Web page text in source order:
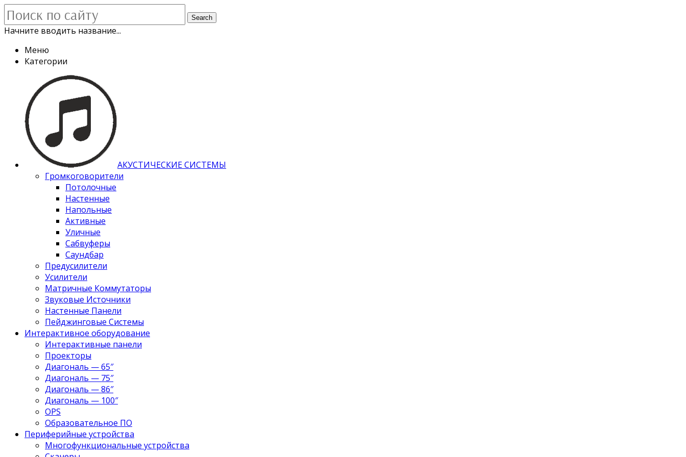
Search
Начните вводить название...
Меню
Категории
АКУСТИЧЕСКИЕ СИСТЕМЫ
Громкоговорители
Потолочные
Настенные
Напольные
Активные
Уличные
Сабвуферы
Саундбар
Предусилители
Усилители
Матричные Коммутаторы
Звуковые Источники
Настенные Панели
Пейджинговые Системы
Интерактивное оборудование
Интерактивные панели
Проекторы
Диагональ — 65″
Диагональ — 75″
Диагональ — 86″
Диагональ — 100″
OPS
Образовательное ПО
Периферийные устройства
Многофункциональные устройства